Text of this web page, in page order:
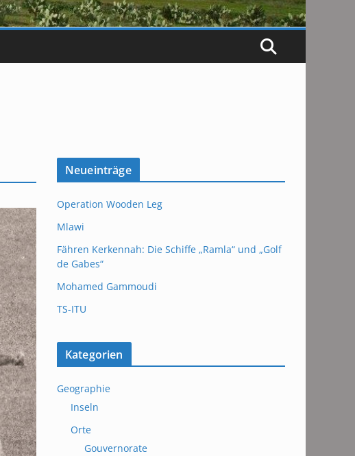
Neueinträge
Operation Wooden Leg
Mlawi
Fähren Kerkennah: Die Schiffe „Ramla“ und „Golf
de Gabes“
Mohamed Gammoudi
TS-ITU
Kategorien
Geographie
Inseln
Orte
Gouvernorate